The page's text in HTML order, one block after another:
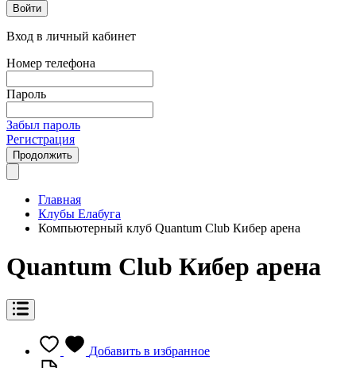
Войти
Вход в личный кабинет
Номер телефона
Пароль
Забыл пароль
Регистрация
Продолжить
Главная
Клубы Елабуга
Компьютерный клуб Quantum Club Кибер арена
Quantum Club Кибер арена
Добавить в избранное